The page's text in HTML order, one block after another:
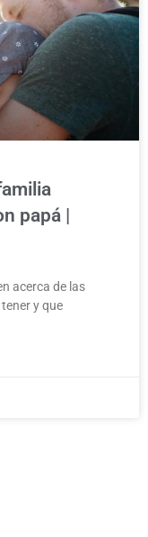
papá |
acerca de las
y que